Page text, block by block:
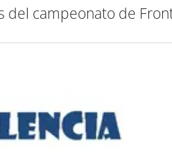
del campeonato de